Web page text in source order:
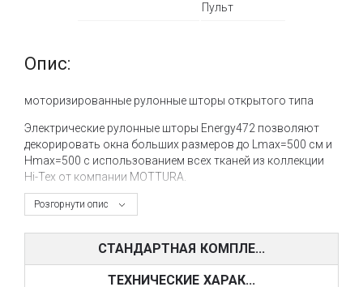
Пульт
Розгорнути опис
Опис:
моторизированные рулонные шторы открытого типа
Электрические рулонные шторы Energy472 позволяют
декорировать окна больших размеров до Lmax=500 см и
Hmax=500 с использованием всех тканей из коллекции
Hi-Tex от компании MOTTURA.
Особенностью системы Energy 472 являются
использовать при этом специальные тросиковые
направляющие, которые предотвращают колебание
полотна ткани при любом его положении.
СТАНДАРТНАЯ КОМПЛЕ...
ТЕХНИЧЕСКИЕ ХАРАК...